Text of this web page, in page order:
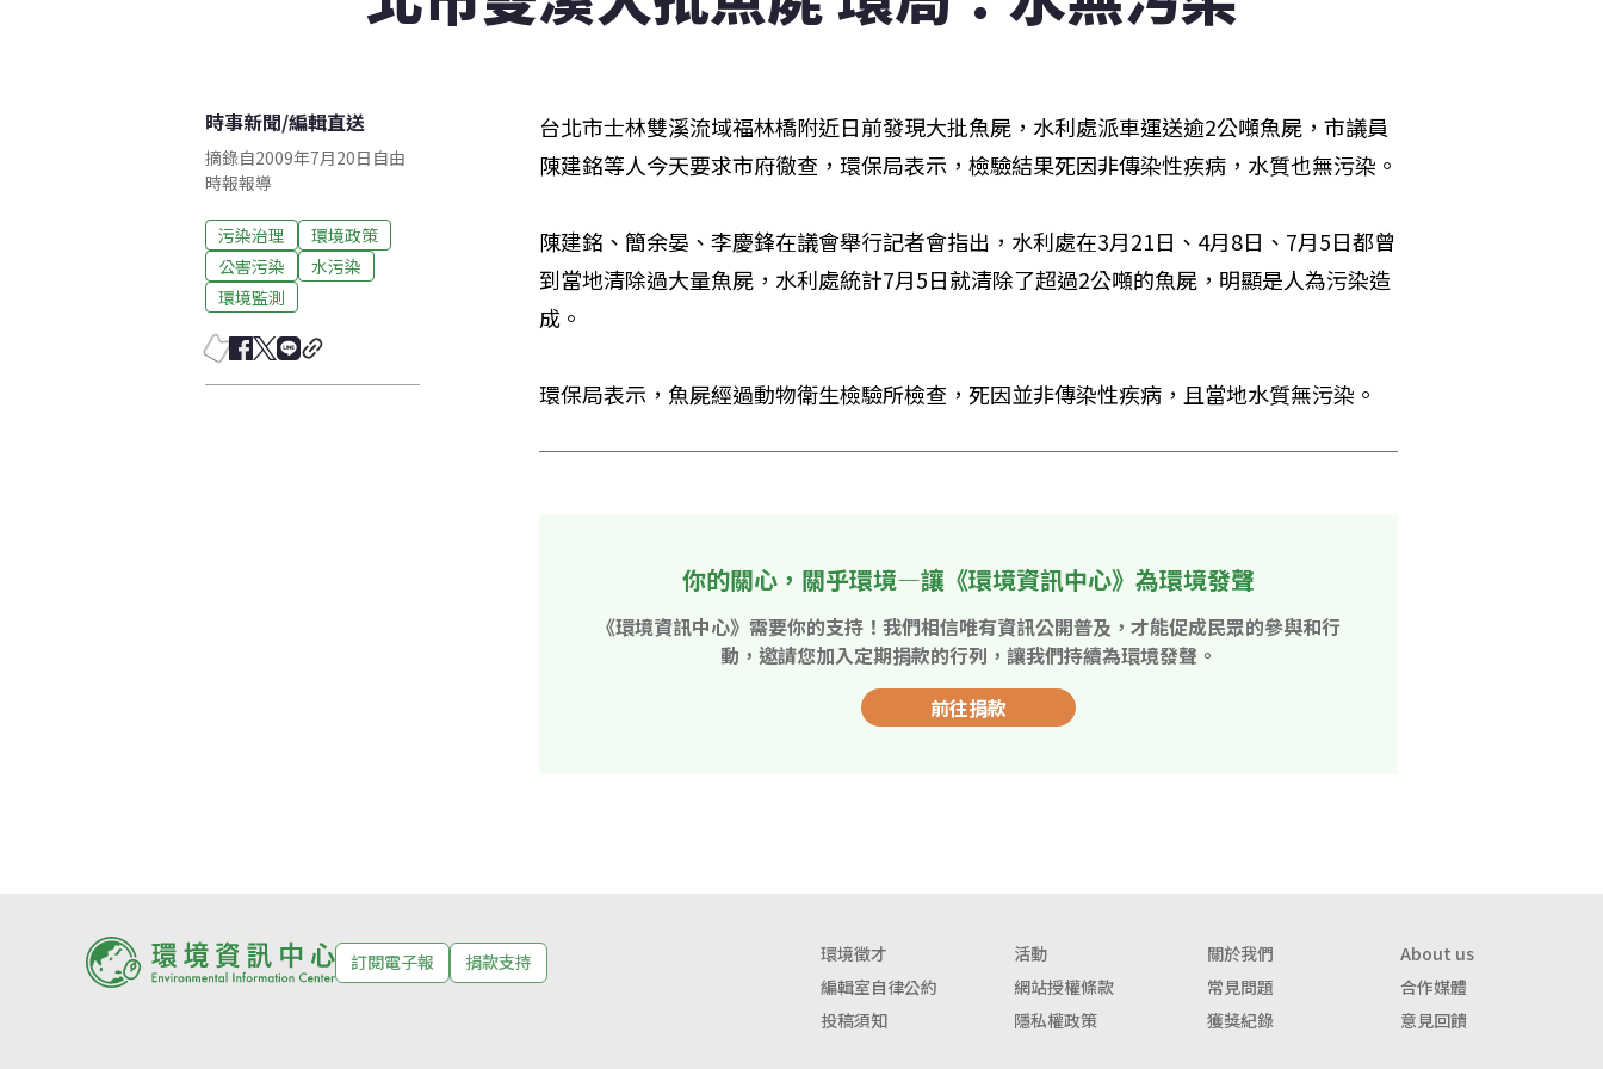
時事新聞/編輯直送
摘錄自2009年7月20日自由
時報報導
污染治理
環境政策
公害污染
水污染
環境監測
台北市士林雙溪流域福林橋附近日前發現大批魚屍，水利處派車運送逾2公噸魚屍，市議員
陳建銘等人今天要求市府徹查，環保局表示，檢驗結果死因非傳染性疾病，水質也無污染。
陳建銘、簡余晏、李慶鋒在議會舉行記者會指出，水利處在3月21日、4月8日、7月5日都曾
到當地清除過大量魚屍，水利處統計7月5日就清除了超過2公噸的魚屍，明顯是人為污染造
成。
環保局表示，魚屍經過動物衛生檢驗所檢查，死因並非傳染性疾病，且當地水質無污染。
你的關心，關乎環境—讓《環境資訊中心》為環境發聲
《環境資訊中心》需要你的支持！我們相信唯有資訊公開普及，才能促成民眾的參與和行
動，邀請您加入定期捐款的行列，讓我們持續為環境發聲。
前往捐款
訂閱電子報 捐款支持 環境徵才 活動 關於我們
About us
編輯室自律公約
網站授權條款 常見問題
合作媒體
投稿須知
隱私權政策 獲獎紀錄 意見回饋